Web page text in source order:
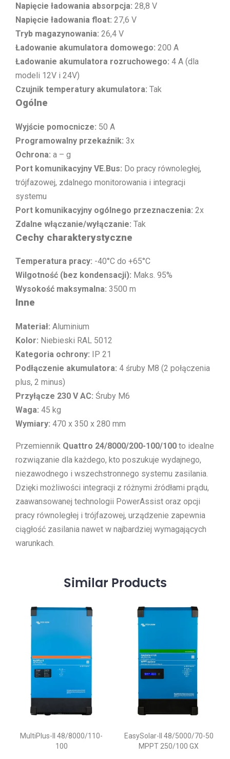
Napięcie ładowania absorpcja: 28,8 V
Napięcie ładowania float: 27,6 V
Tryb magazynowania: 26,4 V
Ładowanie akumulatora domowego: 200 A
Ładowanie akumulatora rozruchowego: 4 A (dla
modeli 12V i 24V)
Czujnik temperatury akumulatora: Tak
Ogólne
Wyjście pomocnicze: 50 A
Programowalny przekaźnik: 3x
Ochrona: a – g
Port komunikacyjny VE.Bus: Do pracy równoległej,
trójfazowej, zdalnego monitorowania i integracji
systemu
Port komunikacyjny ogólnego przeznaczenia: 2x
Zdalne włączanie/wyłączanie: Tak
Cechy charakterystyczne
Temperatura pracy: -40°C do +65°C
Wilgotność (bez kondensacji): Maks. 95%
Wysokość maksymalna: 3500 m
Inne
Materiał: Aluminium
Kolor: Niebieski RAL 5012
Kategoria ochrony: IP 21
Podłączenie akumulatora: 4 śruby M8 (2 połączenia
plus, 2 minus)
Przyłącze 230 V AC: Śruby M6
Waga: 45 kg
Wymiary: 470 x 350 x 280 mm
Przemiennik Quattro 24/8000/200-100/100 to idealne
rozwiązanie dla każdego, kto poszukuje wydajnego,
niezawodnego i wszechstronnego systemu zasilania.
Dzięki możliwości integracji z różnymi źródłami prądu,
zaawansowanej technologii PowerAssist oraz opcji
pracy równoległej i trójfazowej, urządzenie zapewnia
ciągłość zasilania nawet w najbardziej wymagających
warunkach.
Similar Products
MultiPlus-II 48/8000/110-
100
EasySolar-II 48/5000/70-50
MPPT 250/100 GX